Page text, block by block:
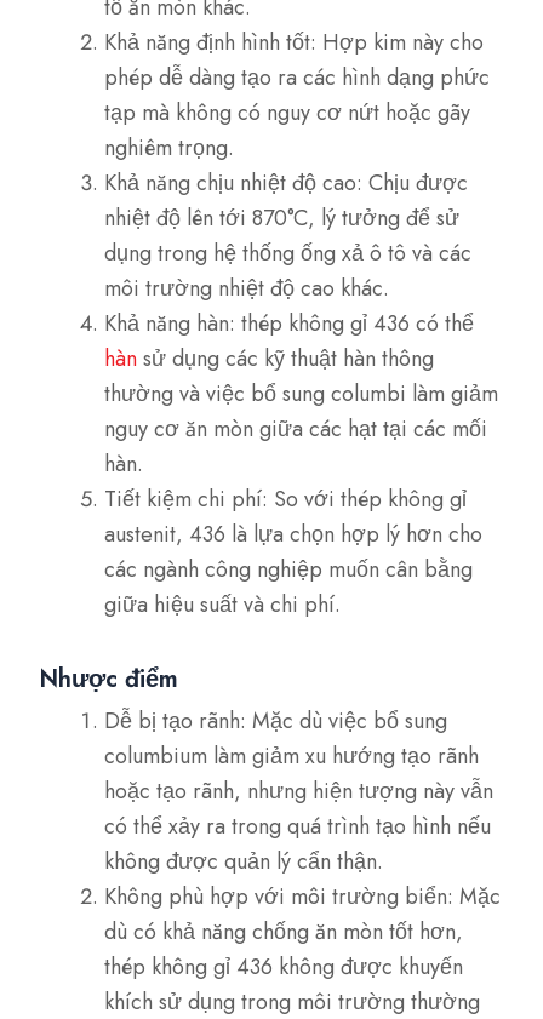
tố ăn mòn khác.
Khả năng định hình tốt: Hợp kim này cho
phép dễ dàng tạo ra các hình dạng phức
tạp mà không có nguy cơ nứt hoặc gãy
nghiêm trọng.
Khả năng chịu nhiệt độ cao: Chịu được
nhiệt độ lên tới 870°C, lý tưởng để sử
dụng trong hệ thống ống xả ô tô và các
môi trường nhiệt độ cao khác.
Khả năng hàn: thép không gỉ 436 có thể
hànsử dụng các kỹ thuật hàn thông
thường và việc bổ sung columbi làm giảm
nguy cơ ăn mòn giữa các hạt tại các mối
hàn.
Tiết kiệm chi phí: So với thép không gỉ
austenit, 436 là lựa chọn hợp lý hơn cho
các ngành công nghiệp muốn cân bằng
giữa hiệu suất và chi phí.
Nhược điểm
Dễ bị tạo rãnh: Mặc dù việc bổ sung
columbium làm giảm xu hướng tạo rãnh
hoặc tạo rãnh, nhưng hiện tượng này vẫn
có thể xảy ra trong quá trình tạo hình nếu
không được quản lý cẩn thận.
Không phù hợp với môi trường biển: Mặc
dù có khả năng chống ăn mòn tốt hơn,
thép không gỉ 436 không được khuyến
khích sử dụng trong môi trường thường